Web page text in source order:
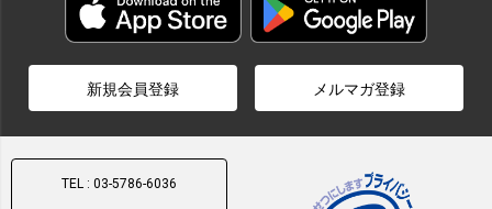
新規会員登録 メルマガ登録
TEL : 03-5786-6036